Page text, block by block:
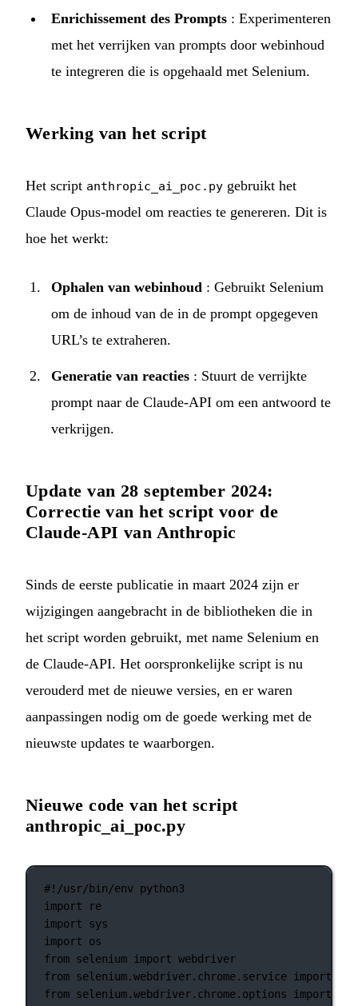
Enrichissement des Prompts : Experimenteren
met het verrijken van prompts door webinhoud
te integreren die is opgehaald met Selenium.
Werking van het script
Het script anthropic_ai_poc.py gebruikt het
Claude Opus-model om reacties te genereren. Dit is
hoe het werkt:
Ophalen van webinhoud : Gebruikt Selenium
om de inhoud van de in de prompt opgegeven
URL’s te extraheren.
Generatie van reacties : Stuurt de verrijkte
prompt naar de Claude-API om een antwoord te
verkrijgen.
Update van 28 september 2024:
Correctie van het script voor de
Claude-API van Anthropic
Sinds de eerste publicatie in maart 2024 zijn er
wijzigingen aangebracht in de bibliotheken die in
het script worden gebruikt, met name Selenium en
de Claude-API. Het oorspronkelijke script is nu
verouderd met de nieuwe versies, en er waren
aanpassingen nodig om de goede werking met de
nieuwste updates te waarborgen.
Nieuwe code van het script
anthropic_ai_poc.py
#!/usr/bin/env python3
import re
import sys
import os
from selenium import webdriver
from selenium.webdriver.chrome.service import
from selenium.webdriver.chrome.options import